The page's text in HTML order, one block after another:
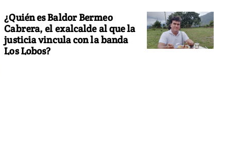
¿Quién es Baldor Bermeo
Cabrera, el exalcalde al que la
justicia vincula con la banda
Los Lobos?